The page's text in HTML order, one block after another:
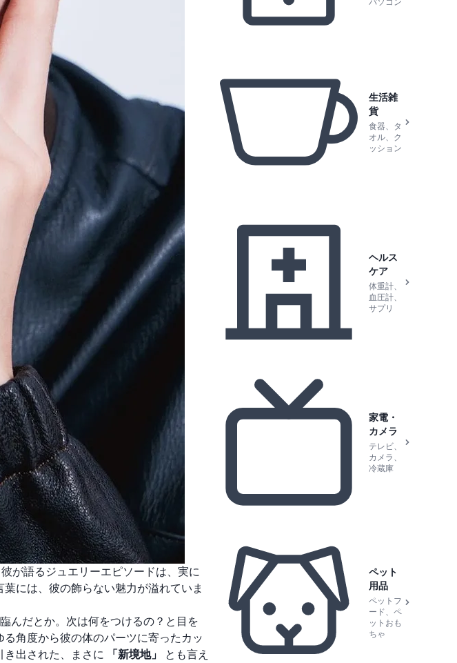
が語るジュエリーエピソードは、実に
には、彼の飾らない魅力が溢れていま
んだとか。次は何をつけるの？と目を
角度から彼の体のパーツに寄ったカッ
き出された、まさに
「新境地」 とも言え
パソコン
生活雑
貨
食器、タ
オル、ク
ッション
ヘルス
ケア
体重計、
血圧計、
サプリ
家電・
カメラ
テレビ、
カメラ、
冷蔵庫
ペット
用品
ペットフ
ード、ペ
ットおも
ちゃ